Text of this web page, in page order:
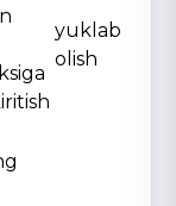
yuklab
olish